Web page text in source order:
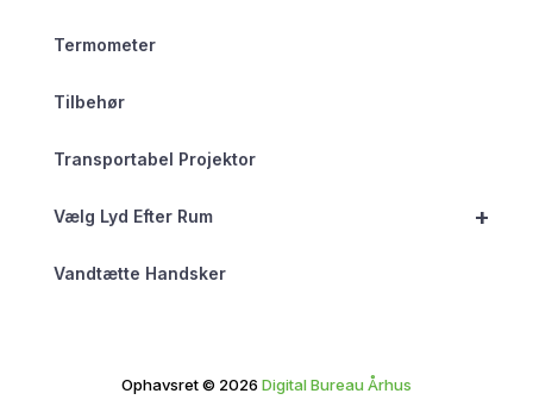
Termometer
Tilbehør
Transportabel Projektor
+
Vælg Lyd Efter Rum
Vandtætte Handsker
Ophavsret © 2026 Digital Bureau Århus